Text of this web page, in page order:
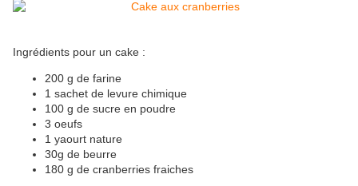
Ingrédients pour un cake :
200 g de farine
1 sachet de levure chimique
100 g de sucre en poudre
3 oeufs
1 yaourt nature
30g de beurre
180 g de cranberries fraiches